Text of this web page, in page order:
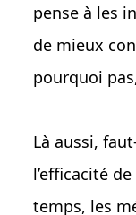
pense à les
de mieux
pourquoi
Là aussi,
l’efficacité
temps, les